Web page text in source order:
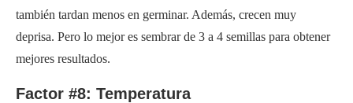
también tardan menos en germinar. Además, crecen muy
deprisa. Pero lo mejor es sembrar de 3 a 4 semillas para obtener
mejores resultados.
Factor #8: Temperatura